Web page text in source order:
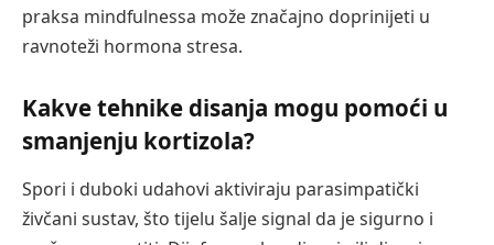
praksa mindfulnessa može značajno doprinijeti u
ravnoteži hormona stresa.
Kakve tehnike disanja mogu pomoći u
smanjenju kortizola?
Spori i duboki udahovi aktiviraju parasimpatički
živčani sustav, što tijelu šalje signal da je sigurno i